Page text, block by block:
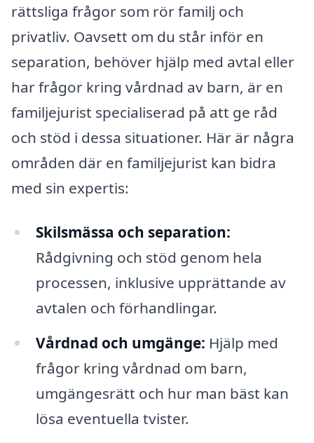
rättsliga frågor som rör familj och
privatliv. Oavsett om du står inför en
separation, behöver hjälp med avtal eller
har frågor kring vårdnad av barn, är en
familjejurist specialiserad på att ge råd
och stöd i dessa situationer. Här är några
områden där en familjejurist kan bidra
med sin expertis:
Skilsmässa och separation:
Rådgivning och stöd genom hela
processen, inklusive upprättande av
avtalen och förhandlingar.
Vårdnad och umgänge: Hjälp med
frågor kring vårdnad om barn,
umgängesrätt och hur man bäst kan
lösa eventuella tvister.